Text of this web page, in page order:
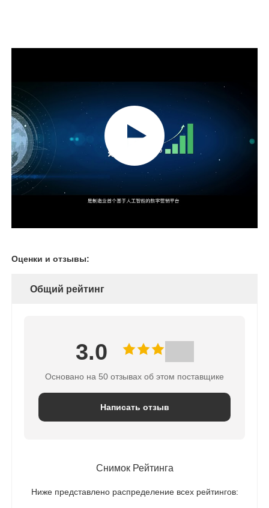
Алюминиевая таяющая печь
Вакуумная печь для синтеризации
стеклянная закаляя печь
печь автомобиля нижняя
Высокотемпературная печь
Газовые котлы
боилер пара биомассы
Сушилка вакуума
Оценки и отзывы:
Общий рейтинг
3.0
Основано на 50 отзывах об этом поставщике
Написать отзыв
Снимок Рейтинга
Ниже представлено распределение всех рейтингов: